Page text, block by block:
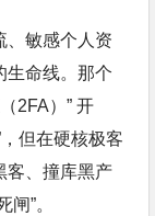
、敏感个人资
生命线。那个
2FA）” 开
但在硬核极客
客、撞库黑产
”。